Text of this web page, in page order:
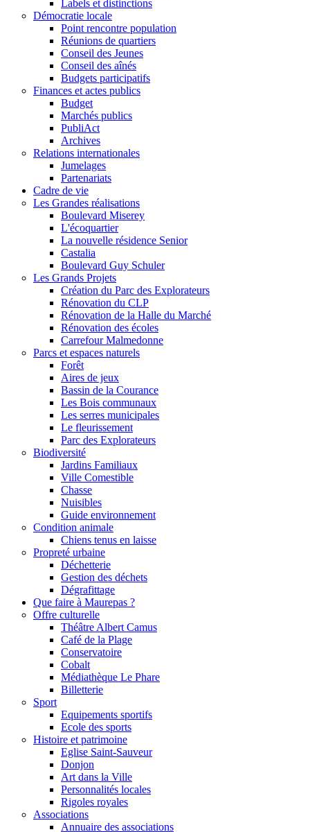
Labels et distinctions
Démocratie locale
Point rencontre population
Réunions de quartiers
Conseil des Jeunes
Conseil des aînés
Budgets participatifs
Finances et actes publics
Budget
Marchés publics
PubliAct
Archives
Relations internationales
Jumelages
Partenariats
Cadre de vie
Les Grandes réalisations
Boulevard Miserey
L'écoquartier
La nouvelle résidence Senior
Castalia
Boulevard Guy Schuler
Les Grands Projets
Création du Parc des Explorateurs
Rénovation du CLP
Rénovation de la Halle du Marché
Rénovation des écoles
Carrefour Malmedonne
Parcs et espaces naturels
Forêt
Aires de jeux
Bassin de la Courance
Les Bois communaux
Les serres municipales
Le fleurissement
Parc des Explorateurs
Biodiversité
Jardins Familiaux
Ville Comestible
Chasse
Nuisibles
Guide environnement
Condition animale
Chiens tenus en laisse
Propreté urbaine
Déchetterie
Gestion des déchets
Dégrafittage
Que faire à Maurepas ?
Offre culturelle
Théâtre Albert Camus
Café de la Plage
Conservatoire
Cobalt
Médiathèque Le Phare
Billetterie
Sport
Equipements sportifs
Ecole des sports
Histoire et patrimoine
Eglise Saint-Sauveur
Donjon
Art dans la Ville
Personnalités locales
Rigoles royales
Associations
Annuaire des associations